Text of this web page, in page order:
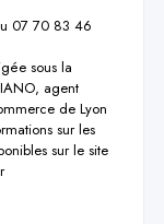
07 70 83 46
sous la
agent
de Lyon
sur les
sur le site